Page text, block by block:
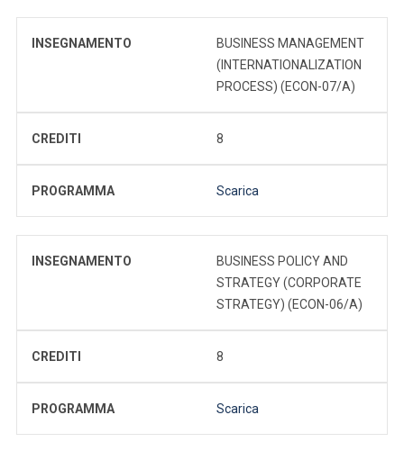
INSEGNAMENTO
BUSINESS MANAGEMENT
(INTERNATIONALIZATION
PROCESS) (ECON-07/A)
CREDITI 8
PROGRAMMA Scarica
INSEGNAMENTO
BUSINESS POLICY AND
STRATEGY (CORPORATE
STRATEGY) (ECON-06/A)
CREDITI 8
PROGRAMMA Scarica